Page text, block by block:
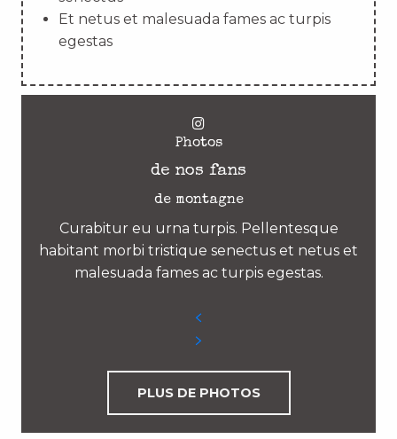
Et netus et malesuada fames ac turpis
egestas
Photos
de nos fans
de montagne
Curabitur eu urna turpis. Pellentesque
habitant morbi tristique senectus et netus et
malesuada fames ac turpis egestas.
PLUS DE PHOTOS